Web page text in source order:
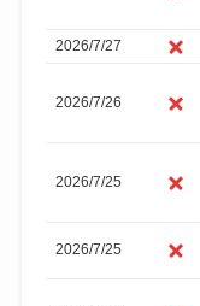
2026/7/27
2026/7/26
2026/7/25
2026/7/25